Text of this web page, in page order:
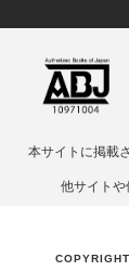
本サイトに掲載
他サイトや